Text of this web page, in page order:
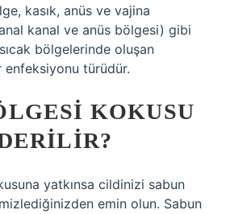
kasık, anüs ve vajina
kanal ve anüs bölgesi) gibi
bölgelerinde oluşan
enfeksiyonu türüdür.
KOKUSU
yatkınsa cildinizi sabun
emin olun. Sabun